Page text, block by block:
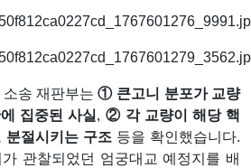
소송 재판부는① 큰고니 분포가 교량
집중된 사실 , ② 각 교량이 해당 핵
분절시키는 구조 등을 확인했습니다.
관찰되었던 엄궁대교 예정지를 배